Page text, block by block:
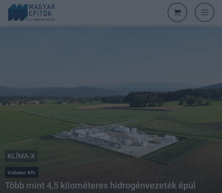
KLÍMA-X
Vabeko Kft.
Több mint 4,5 kilométeres hidrogénvezeték épül